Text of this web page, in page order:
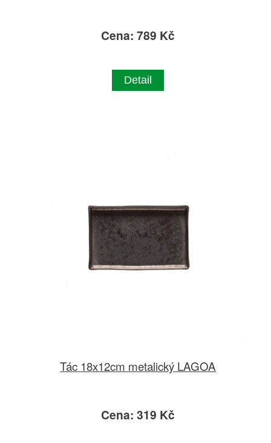
Cena: 789 Kč
Detail
Tác 18x12cm metalický LAGOA
Cena: 319 Kč